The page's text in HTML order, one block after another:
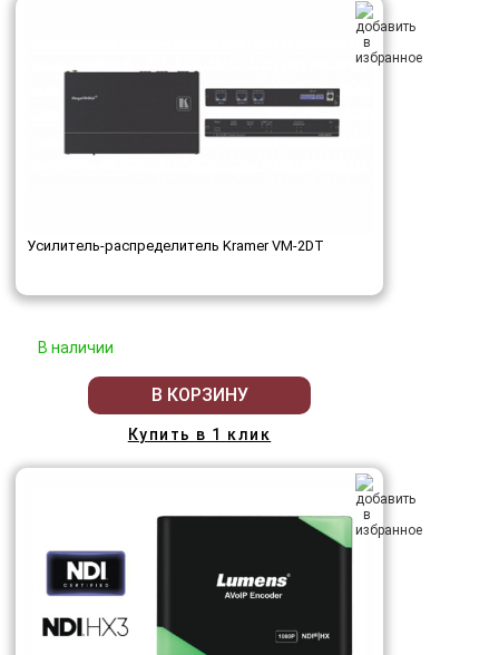
Усилитель-распределитель Kramer VM-2DT
В наличии
В КОРЗИНУ
Купить в 1 клик